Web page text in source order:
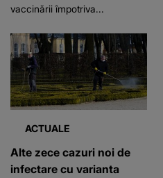
vaccinării împotriva...
ACTUALE
Alte zece cazuri noi de
infectare cu varianta